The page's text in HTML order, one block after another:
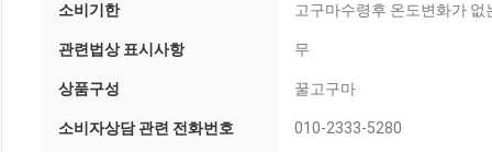
소비기한 고구마수령후 온도변화가
관련법상 표시사항 무
상품구성 꿀고구마
소비자상담 관련 전화번호 010-2333-5280